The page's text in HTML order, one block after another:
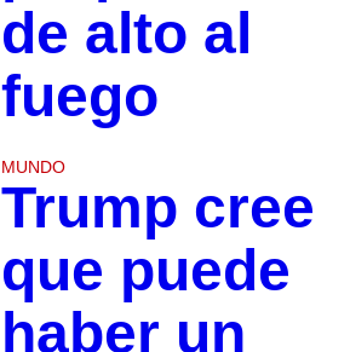
de alto al
fuego
MUNDO
Trump cree
que puede
haber un